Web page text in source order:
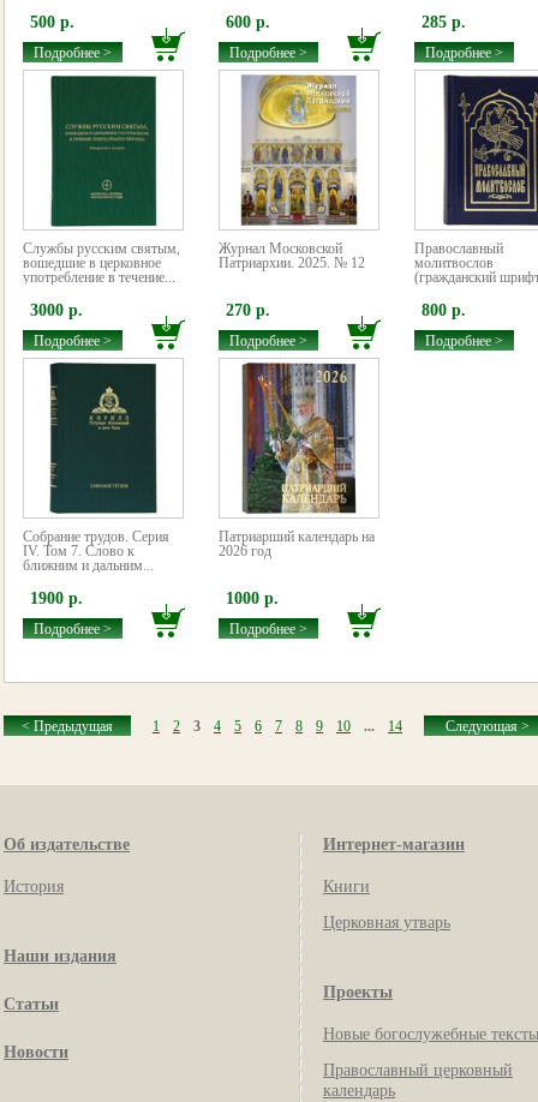
500 р.
Подробнее >
600 р.
Подробнее >
285 р.
Подробнее >
Службы русским святым,
вошедшие в церковное
употребление в течение...
3000 р.
Подробнее >
Журнал Московской
Патриархии. 2025. № 12
270 р.
Подробнее >
Православный
молитвослов
(гражданский
800 р.
Подробнее >
Собрание трудов. Серия
IV. Том 7. Слово к
ближним и дальним...
1900 р.
Подробнее >
Патриарший календарь на
2026 год
1000 р.
Подробнее >
< Предыдущая 1 2 3 4 5 6 7 8 9 10 ... 14 Следующая >
Об издательстве
История
Наши издания
Статьи
Новости
Интернет-магазин
Книги
Церковная утварь
Проекты
Новые богослужебные тексты
Православный церковный
календарь